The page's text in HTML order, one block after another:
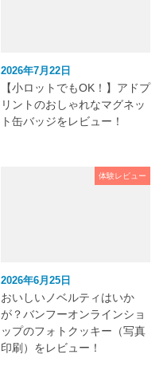
2026年7月22日
【小ロットでもOK！】アドプ
リントのおしゃれなマグネッ
ト缶バッジをレビュー！
体験レビュー
2026年6月25日
おいしいノベルティはいか
が？バンフーオンラインショ
ップのフォトクッキー（写真
印刷）をレビュー！